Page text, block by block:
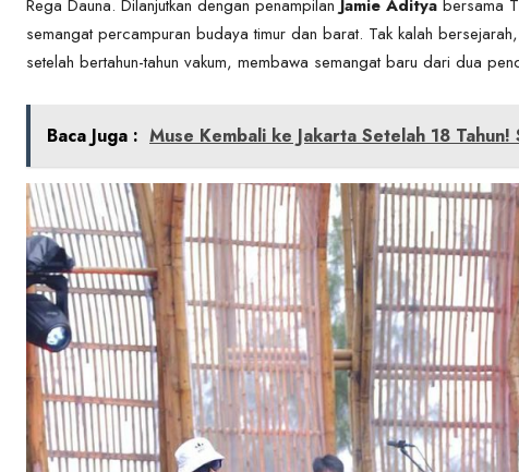
Rega Dauna. Dilanjutkan dengan penampilan Jamie Aditya bersama
semangat percampuran budaya timur dan barat. Tak kalah
setelah bertahun-tahun vakum, membawa semangat baru dari dua
Baca Juga : Muse Kembali ke Jakarta Setelah 18